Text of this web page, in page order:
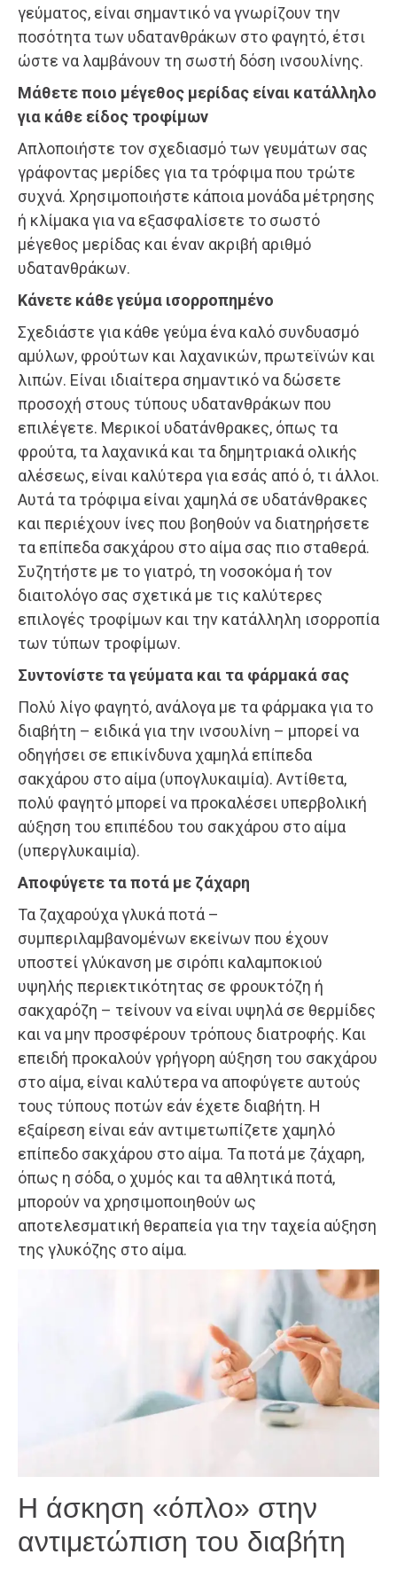
γεύματος, είναι σημαντικό να γνωρίζουν την
ποσότητα των υδατανθράκων στο φαγητό, έτσι
ώστε να λαμβάνουν τη σωστή δόση ινσουλίνης.
Μάθετε ποιο μέγεθος μερίδας είναι κατάλληλο
για κάθε είδος τροφίμων
Απλοποιήστε τον σχεδιασμό των γευμάτων σας
γράφοντας μερίδες για τα τρόφιμα που τρώτε
συχνά. Χρησιμοποιήστε κάποια μονάδα μέτρησης
ή κλίμακα για να εξασφαλίσετε το σωστό
μέγεθος μερίδας και έναν ακριβή αριθμό
υδατανθράκων.
Κάνετε κάθε γεύμα ισορροπημένο
Σχεδιάστε για κάθε γεύμα ένα καλό συνδυασμό
αμύλων, φρούτων και λαχανικών, πρωτεϊνών και
λιπών. Είναι ιδιαίτερα σημαντικό να δώσετε
προσοχή στους τύπους υδατανθράκων που
επιλέγετε. Μερικοί υδατάνθρακες, όπως τα
φρούτα, τα λαχανικά και τα δημητριακά ολικής
αλέσεως, είναι καλύτερα για εσάς από ό, τι άλλοι.
Αυτά τα τρόφιμα είναι χαμηλά σε υδατάνθρακες
και περιέχουν ίνες που βοηθούν να διατηρήσετε
τα επίπεδα σακχάρου στο αίμα σας πιο σταθερά.
Συζητήστε με το γιατρό, τη νοσοκόμα ή τον
διαιτολόγο σας σχετικά με τις καλύτερες
επιλογές τροφίμων και την κατάλληλη ισορροπία
των τύπων τροφίμων.
Συντονίστε τα γεύματα και τα φάρμακά σας
Πολύ λίγο φαγητό, ανάλογα με τα φάρμακα για το
διαβήτη – ειδικά για την ινσουλίνη – μπορεί να
οδηγήσει σε επικίνδυνα χαμηλά επίπεδα
σακχάρου στο αίμα (υπογλυκαιμία). Αντίθετα,
πολύ φαγητό μπορεί να προκαλέσει υπερβολική
αύξηση του επιπέδου του σακχάρου στο αίμα
(υπεργλυκαιμία).
Αποφύγετε τα ποτά με ζάχαρη
Τα ζαχαρούχα γλυκά ποτά –
συμπεριλαμβανομένων εκείνων που έχουν
υποστεί γλύκανση με σιρόπι καλαμποκιού
υψηλής περιεκτικότητας σε φρουκτόζη ή
σακχαρόζη – τείνουν να είναι υψηλά σε θερμίδες
και να μην προσφέρουν τρόπους διατροφής. Και
επειδή προκαλούν γρήγορη αύξηση του σακχάρου
στο αίμα, είναι καλύτερα να αποφύγετε αυτούς
τους τύπους ποτών εάν έχετε διαβήτη. Η
εξαίρεση είναι εάν αντιμετωπίζετε χαμηλό
επίπεδο σακχάρου στο αίμα. Τα ποτά με ζάχαρη,
όπως η σόδα, ο χυμός και τα αθλητικά ποτά,
μπορούν να χρησιμοποιηθούν ως
αποτελεσματική θεραπεία για την ταχεία αύξηση
της γλυκόζης στο αίμα.
Η άσκηση «όπλο» στην
αντιμετώπιση του διαβήτη